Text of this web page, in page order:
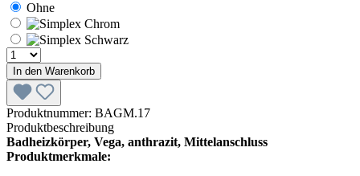
Ohne
In den Warenkorb
Produktnummer: BAGM.17
Produktbeschreibung
Badheizkörper, Vega, anthrazit, Mittelanschluss
Produktmerkmale: